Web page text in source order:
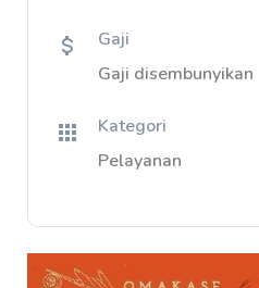
Gaji
Gaji disembunyikan
Kategori
Pelayanan